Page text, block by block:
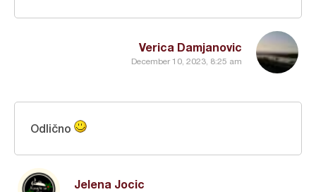
Verica Damjanovic
December 10, 2023, 8:25 am
Jelena Jocic
Odlično